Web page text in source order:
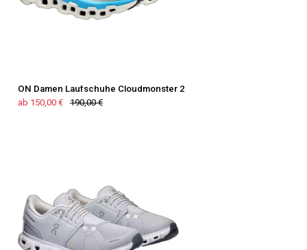
ON Damen Laufschuhe Cloudmonster 2
ab 150,00 €
190,00 €